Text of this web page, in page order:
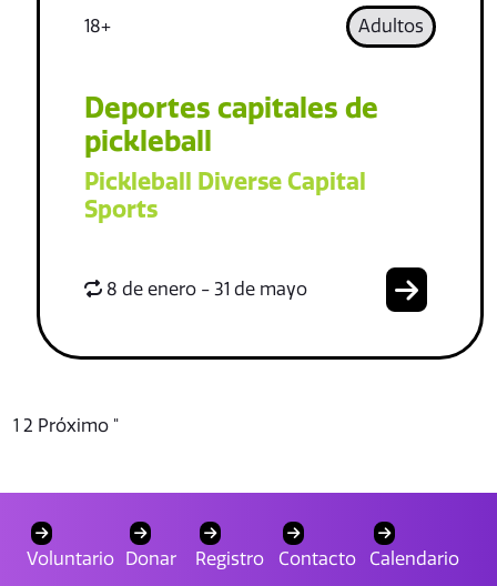
18+ Adultos
Deportes capitales de
pickleball
Pickleball Diverse Capital
Sports
8 de enero - 31 de mayo
1 2 Próximo "
Voluntario Donar Registro Contacto Calendario